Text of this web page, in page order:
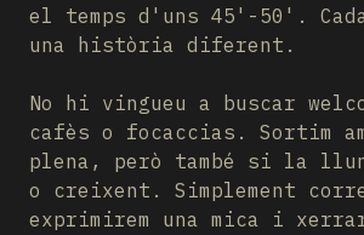
el temps d'uns 45'-50'.
una història diferent.
No hi vingueu a buscar
cafès o focaccias. Sortim
plena, però també si la
o creixent. Simplement
exprimirem una mica i